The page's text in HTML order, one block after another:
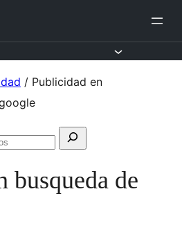
/ Publicidad en
Buscar
foros
busqueda de